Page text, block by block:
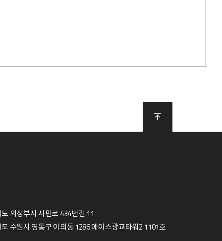
의정부시 시민로 434번길 11
수원시 영통구 이의동 1286 에이스광교타워2 1101호